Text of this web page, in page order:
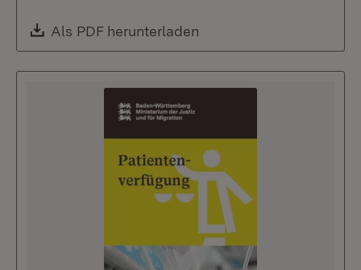
Download:
Als PDF herunterladen